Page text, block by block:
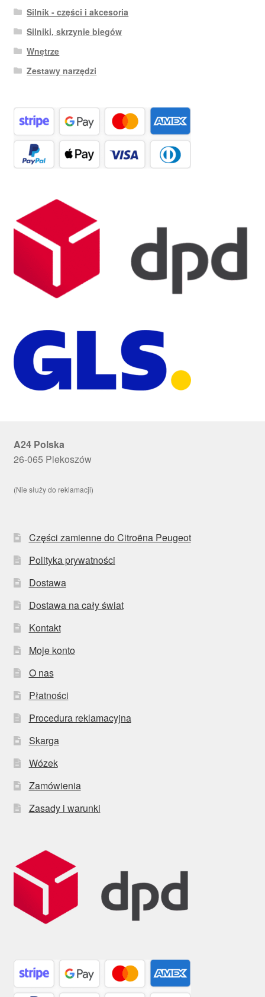
Silnik - części i akcesoria
Silniki, skrzynie biegów
Wnętrze
Zestawy narzędzi
A24 Polska
26-065 Piekoszów
(Nie służy do reklamacji)
Części zamienne do Citroëna Peugeot
Polityka prywatności
Dostawa
Dostawa na cały świat
Kontakt
Moje konto
O nas
Płatności
Procedura reklamacyjna
Skarga
Wózek
Zamówienia
Zasady i warunki